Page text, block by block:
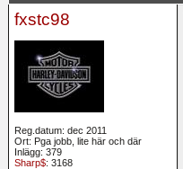
fxstc98
Reg.datum: dec 2011
Ort: Pga jobb, lite här och där
Inlägg: 379
Sharp$: 3168